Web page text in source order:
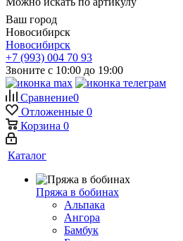
Ваш город
Новосибирск
Новосибирск
+7 (993) 004 70 93
Звоните с 10:00 до 19:00
Сравнение0
Отложенные 0
Корзина 0
Каталог
Пряжа в бобинах
Альпака
Ангора
Бамбук